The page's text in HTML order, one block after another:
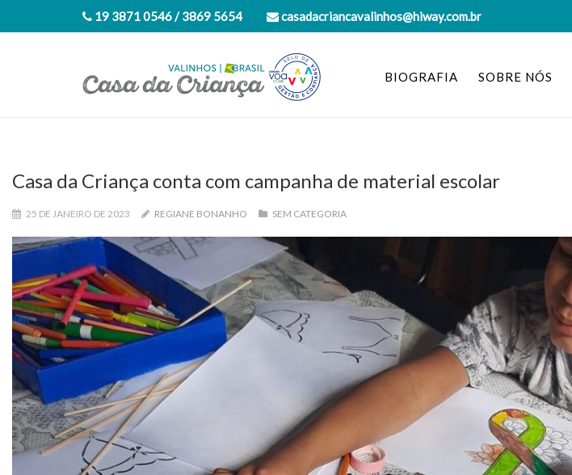
19 3871 0546 / 3869 5654 casadacriancavalinhos@hiway.com.br
BIOGRAFIA SOBRE NÓS
Casa da Criança conta com campanha de material escolar
25 DE JANEIRO DE 2023 REGIANE BONANHO SEM CATEGORIA